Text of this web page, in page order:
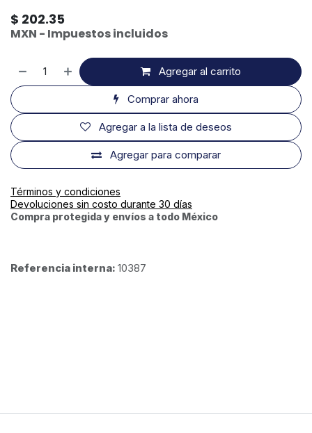
$ 202.35
MXN - Impuestos incluidos
Agregar al carrito
Comprar ahora
Agregar para comparar
Agregar a la lista de deseos
Términos y condiciones
Devoluciones sin costo durante 30 días
Compra protegida y envíos a todo México
Referencia interna: 10387